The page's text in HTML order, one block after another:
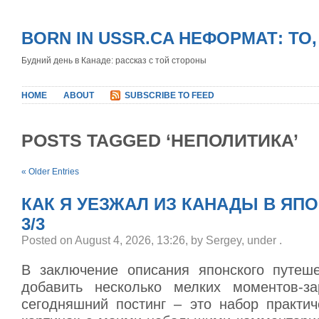
BORN IN USSR.CA НЕФОРМАТ:
Будний день в Канаде: рассказ с той стороны
HOME ABOUT SUBSCRIBE TO FEED
POSTS TAGGED ‘НЕПОЛИТИКА’
« Older Entries
КАК Я УЕЗЖАЛ ИЗ КАНАДЫ В
3/3
Posted on August 4, 2026, 13:26, by Sergey, under .
В заключение описания японского
добавить несколько мелких моментов-
сегодняшний постинг – это набор